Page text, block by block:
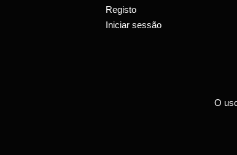
Registo
Iniciar sessão
O